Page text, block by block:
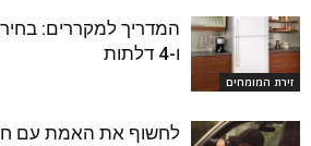
זירת המומחים
המדריך למקררים:
ו-4 דלתות
לחשוף את האמת עם